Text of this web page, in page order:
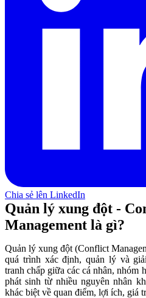
Chia sẻ lên LinkedIn
Quản lý xung đột -
Management là gì?
Quản lý xung đột (Conflict
quá trình xác định, quản lý và
tranh chấp giữa các cá nhân, nhóm
phát sinh từ nhiều nguyên nhân
khác biệt về quan điểm, lợi ích, giá